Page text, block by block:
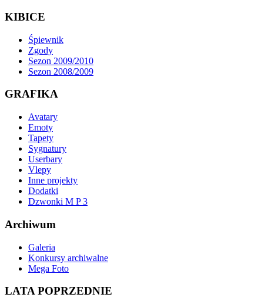
KIBICE
Śpiewnik
Zgody
Sezon 2009/2010
Sezon 2008/2009
GRAFIKA
Avatary
Emoty
Tapety
Sygnatury
Userbary
Vlepy
Inne projekty
Dodatki
Dzwonki M P 3
Archiwum
Galeria
Konkursy archiwalne
Mega Foto
LATA POPRZEDNIE